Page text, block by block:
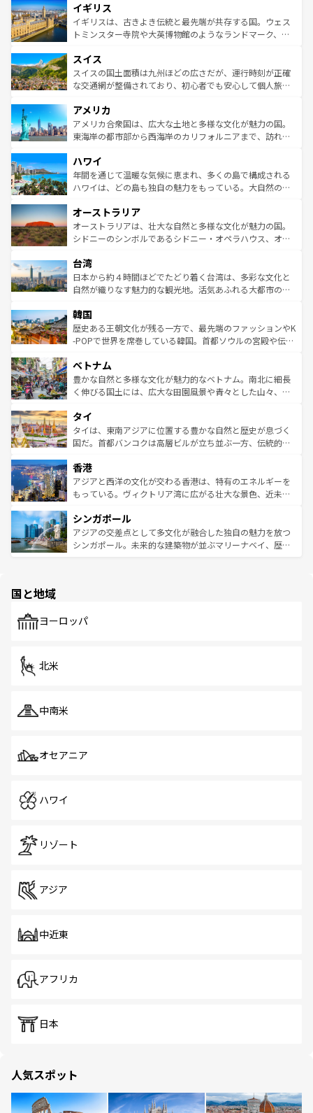
いる。シャンパンの発祥地であるランス、プロヴァンスの
香り高いラベンダー畑など、多彩な楽しみ方が可能だ。さ
らに、パリ以外の地域にも魅力が溢れており、どの街角に
れる地方に足を運ぶとそれぞれで全く異なる文化を体験で
きるだろう。 なお、新着のフランス情報はコンテンツ一覧
を参照してほしい。
顔を持つこの国は、どこを歩いても飽きることがない。ベ
ルリンの文化的活気、バイエルン州のアルプスの絶景、そ
してライン川沿いのワイン畑といった風景は必見。ビール
は、お酒好きな人にはぜひ体験してほしい。 なお、新着の
ドイツ情報はコンテンツ一覧を参照してほしい。
イギリス
イギリスは、古きよき伝統と最先端が共存する国。ウェス
トミンスター寺院や大英博物館のようなランドマーク、歴
リアごとに異なる魅力がある。また、優雅なアフタヌーン
ティー、ビール好きにはたまらない英国パブ、サッカー観
戦など、本場だからこそできる体験も豊富。イギリスを旅
ンツ一覧を参照してほしい。
スイス
スイスの国土面積は九州ほどの広さだが、運行時刻が正確
な交通網が整備されており、初心者でも安心して個人旅行
の建物がそのまま残る町や、スイスならではのユニークな
博物館もあり、アルプス観光だけでなく町歩きも満喫する
ことができる。国民の所得が高いため物価も高いが、旅行
ば市内交通費無料で観光を楽しむこともできる。 なお、新
着のスイス情報はコンテンツ一覧 を参照してほしい。
アメリカ
アメリカ合衆国は、広大な土地と多様な文化が魅力の国。
東海岸の都市部から西海岸のカリフォルニアまで、訪れる
のような巨大都市は、観光、ショッピング、エンターテイ
ンメントが詰まった刺激的なスポットだ。一方、アメリカ
西部には大自然が広がり、グランドキャニオンやイエロー
部のニューオーリンズでは、音楽と美食が融合した独特の
文化が魅力。旅行者はアメリカの各地域で異なる魅力を楽
しみながら、その多様性と豊かな歴史を感じることができ
ならではの贅沢な旅のスタイルだ。 なお、新着のアメリカ
情報はコンテンツ一覧を参照してほしい。
ハワイ
年間を通じて温暖な気候に恵まれ、多くの島で構成される
ハワイは、どの島も独自の魅力をもっている。大自然の神
ワイ島は見逃せない。また、定番の観光地といえばオアフ
島だが、静かな自然を求めるならマウイ島やカウアイ島が
おすすめ。エメラルドグリーンに輝く海をはじめ、豊かな
れるおもてなしの心で訪れる人々を迎えてくれるハワイの
人々、おいしいローカルフードやハワイアンミュージッ
ク、伝統的なフラダンスなど、すべてがハワイの魅力を彩
ワイを、存分に味わってほしい。 なお、新着のハワイ情報
はコンテンツ一覧を参照してほしい。
オーストラリア
オーストラリアは、壮大な自然と多様な文化が魅力の国。
シドニーのシンボルであるシドニー・オペラハウス、オー
リアリーフや大陸中央部にそびえるウルル（エアーズロッ
ク）、タスマニアの美しい原生林やケアンズの熱帯雨林な
ど、見どころがたくさん。また、カフェやワイン、オージ
いる。アクティビティも充実しており、サーフィンやダイ
ビング、ハイキングなど、アウトドア好きにはたまらな
い。オーストラリアの多彩な魅力を存分に味わいつくそ
参照してほしい。
台湾
日本から約４時間ほどでたどり着く台湾は、多彩な文化と
自然が織りなす魅力的な観光地。活気あふれる大都市の台
ン）、静ひつな山岳地帯である台湾東部など、都市の喧騒
と山間の静けさが共存しており、訪れる人に新しい発見と
驚きをもたらしてくれる。また、奥深い台湾の食文化も魅
容にもいいと評判のスイーツなど、バラエティ豊かな料理
が味わえる。 なお、新着の台湾情報は コンテンツ一覧を参
照してほしい。
韓国
歴史ある王朝文化が残る一方で、最先端のファッションやK
-POPで世界を席巻している韓国。首都ソウルの宮殿や伝統
き、地方に足を延ばせば四季折々の自然美を楽しむことが
できる。そして、キムチや焼肉、絶品のストリートフード
まで、さまざまな韓国料理が待っている。夜には、韓国な
リティに包まれながら、韓国の多彩な魅力を心ゆくまで味
わってみてほしい。 なお、新着の韓国情報はコンテンツ一
覧を参照してほしい。
ベトナム
豊かな自然と多様な文化が魅力的なベトナム。南北に細長
く伸びる国土には、広大な田園風景や青々とした山々、世
急速な発展と共に伝統が息づく。ハノイの古い町並みやホ
ーチミン市のフランス統治時代の建物も、独特の雰囲気を
醸し出している。また、バラエティの豊かさとおいしさで
とつ。フォーやバインミー、ベトナムコーヒーなどは、ぜ
ひ現地で味わいたい。どの地域を訪れてもあたたかい人々
が旅行者を迎えてくれるので、きっと忘れられない旅にな
参照してほしい。
タイ
タイは、東南アジアに位置する豊かな自然と歴史が息づく
国だ。首都バンコクは高層ビルが立ち並ぶ一方、伝統的な
の活気が交差している。北部ではチェンマイなどの山岳地
帯で自然と触れ合い、南部ではプーケットやクラビの美し
いビーチでリゾート気分を楽しむことができる。タイ料理
激する。気候は一年中温暖で、どの季節にも異なる楽しみ
が待っている。親しみやすいタイの人々、仏教を中心とし
た文化、そして多様な観光資源が、訪れる旅人を魅了し続
香港
アジアと西洋の文化が交わる香港は、特有のエネルギーを
もっている。ヴィクトリア湾に広がる壮大な景色、近未来
み、どこを訪れても感動するはず。観光スポットが密集し
ており、効率よく見どころを回れるのも魅力。息をのむよ
うな絶景から文化的な体験まで、香港を存分に楽しみ尽く
シンガポール
アジアの交差点として多文化が融合した独自の魅力を放つ
シンガポール。未来的な建築物が並ぶマリーナベイ、歴史
で、ホーカーズは地元の風情を楽しめる外せないスポット
国と地域
ヨーロッパ
北米
中南米
オセアニア
ハワイ
リゾート
アジア
中近東
アフリカ
日本
人気スポット